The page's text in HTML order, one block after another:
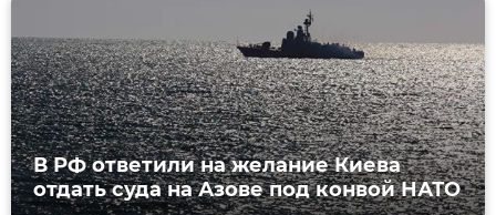
В РФ ответили на желание Киева
отдать суда на Азове под конвой НАТО